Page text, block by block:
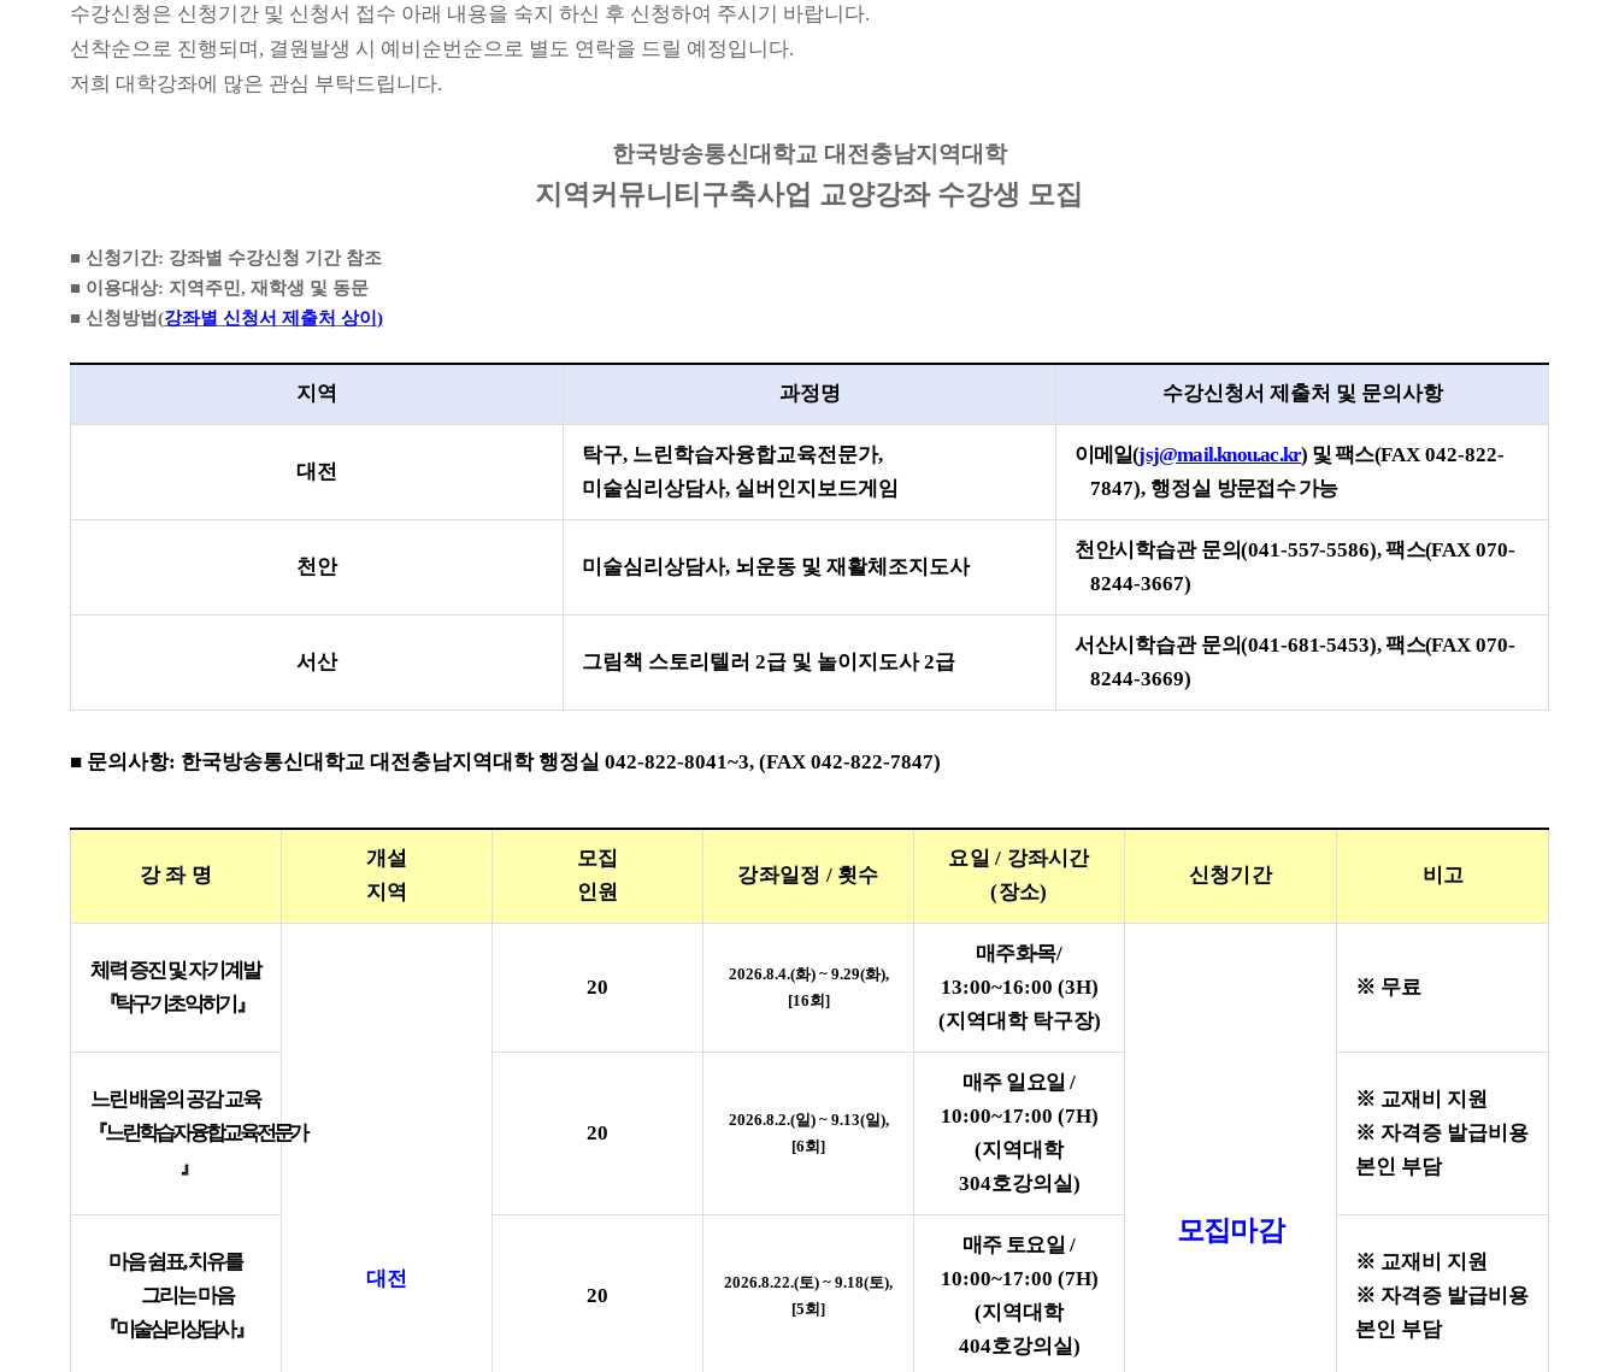
수강신청은 신청기간 및 신청서 접수 아래 내용을 숙지 하신 후 신청하여 주시기 바랍니다.
선착순으로 진행되며 , 결원발생 시 예비순번순으로 별도 연락을 드릴 예정입니다.
저희 대학강좌에 많은 관심 부탁드립니다.
한국방송통신대학교 대전충남지역대학
지역커뮤니티구축사업 교양강좌 수강생 모집
■ 신청기간: 강좌별 수강신청 기간 참조
■ 이용대상: 지역주민, 재학생 및 동문
■ 신청방법(강좌별 신청서 제출처 상이)
지역 과정명 수강신청서 제출처 및 문의사항
대전
탁구, 느린학습자융합교육전문가,
미술심리상담사, 실버인지보드게임
이메일(jsj@mail.knou.ac.kr) 및 팩스(FAX 042-822-
7847), 행정실 방문접수 가능
천안 미술심리상담사, 뇌운동 및 재활체조지도사
천안시학습관 문의(041-557-5586),팩스(FAX 070-
8244-3667)
서산 그림책 스토리텔러 2급 및 놀이지도사2급
서산시학습관 문의(041-681-5453),팩스(FAX 070-
8244-3669)
■ 문의사항: 한국방송통신대학교 대전충남지역대학 행정실 042-822-8041~3, (FAX 042-822-7847)
강 좌 명
개설
지역
모집
인원
강좌일정 / 횟수
요일/ 강좌시간
(장소)
신청기간 비고
체력 증진 및 자기계발
『탁구 기초 익히기 』
대전
20
2026.8.4.(화) ~ 9.29(화),
[16회]
매주화·목/
13:00~16:00 (3H)
(지역대학 탁구장)
모집마감
※ 무료
느린 배움의 공감 교육
『느린학습자융합교육전문가
』
20
2026.8.2.(일) ~ 9.13(일),
[6회]
매주 일요일/
10:00~17:00 (7H)
(지역대학
304호강의실)
※ 교재비 지원
※ 자격증 발급비용
본인 부담
마음 쉼표,치유를
그리는 마음
『미술심리상담사』
20
2026.8.22.(토) ~ 9.18(토),
[5회]
매주 토요일 /
10:00~17:00 (7H)
(지역대학
404호강의실)
※ 교재비 지원
※ 자격증 발급비용
본인 부담